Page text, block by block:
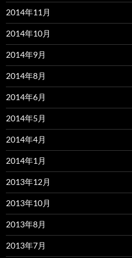
2014年11月
2014年10月
2014年9月
2014年8月
2014年6月
2014年5月
2014年4月
2014年1月
2013年12月
2013年10月
2013年8月
2013年7月